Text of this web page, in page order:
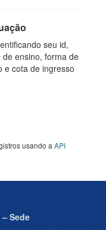
seu id,
ensino, forma de
e cota de ingresso
usando a API
Sede